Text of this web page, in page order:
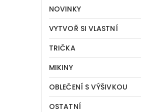
NOVINKY
VYTVOŘ SI VLASTNÍ
TRIČKA
MIKINY
OBLEČENÍ S VÝŠIVKOU
OSTATNÍ